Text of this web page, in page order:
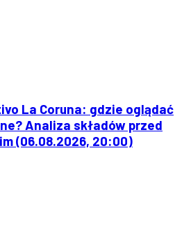
La Coruna: gdzie oglądać
Analiza składów przed
(06.08.2026, 20:00)